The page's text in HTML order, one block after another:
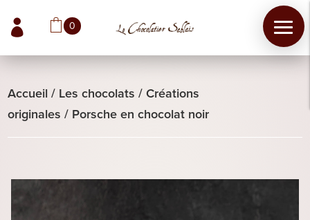
0

Accueil / Les chocolats /Créations
originales / Porsche en chocolat noir